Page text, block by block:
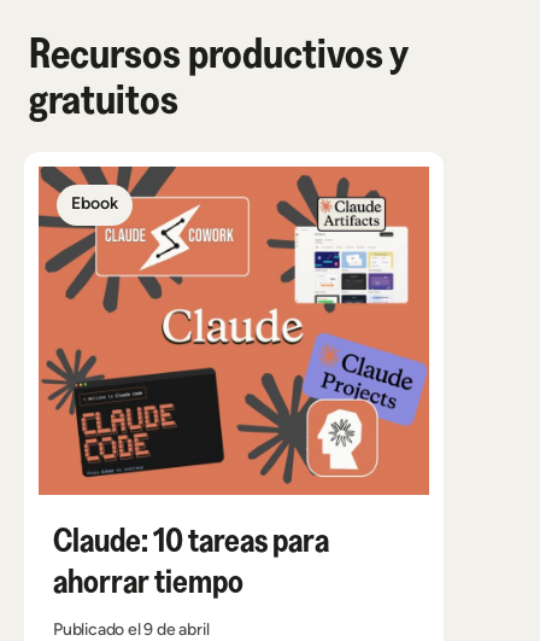
Recursos productivos y
gratuitos
Ebook
Claude: 10 tareas para
ahorrar tiempo
Publicado el 9 de abril